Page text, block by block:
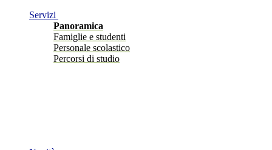
Servizi
Panoramica
Famiglie e studenti
Personale scolastico
Percorsi di studio